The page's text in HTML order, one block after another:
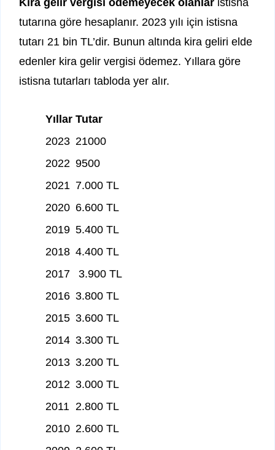
Kira gelir vergisi ödemeyecek olanlar istisna
tutarına göre hesaplanır. 2023 yılı için istisna
tutarı 21 bin TL’dir. Bunun altında kira geliri elde
edenler kira gelir vergisi ödemez. Yıllara göre
istisna tutarları tabloda yer alır.
Yıllar Tutar
2023 21000
2022 9500
2021 7.000 TL
2020 6.600 TL
2019 5.400 TL
2018 4.400 TL
2017
3.900 TL
2016 3.800 TL
2015 3.600 TL
2014 3.300 TL
2013 3.200 TL
2012 3.000 TL
2011 2.800 TL
2010 2.600 TL